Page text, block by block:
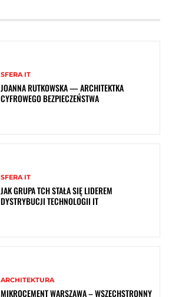
SFERA IT
JOANNA RUTKOWSKA — ARCHITEKTKA
CYFROWEGO BEZPIECZEŃSTWA
SFERA IT
JAK GRUPA TCH STAŁA SIĘ LIDEREM
DYSTRYBUCJI TECHNOLOGII IT
ARCHITEKTURA
MIKROCEMENT WARSZAWA – WSZECHSTRONNY